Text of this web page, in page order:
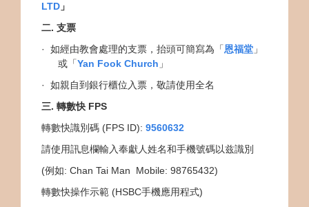
LTD 」
二. 支票
· 如經由教會處理的支票，抬頭可簡寫為「恩福堂 」
或「Yan Fook Church 」
· 如親自到銀行櫃位入票，敬請使用全名
三. 轉數快 FPS
轉數快識別碼 (FPS ID): 9560632
請使用訊息欄輸入奉獻人姓名和手機號碼以兹識別
(例如: Chan Tai Man Mobile: 98765432)
轉數快操作示範 (HSBC手機應用程式)